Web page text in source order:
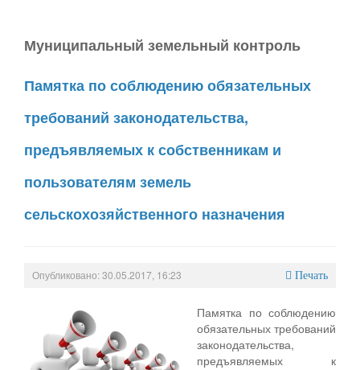
Муниципальный земельный контроль
Памятка по соблюдению обязательных
требований законодательства,
предъявляемых к собственникам и
пользователям земель
сельскохозяйственного назначения
Опубликовано: 30.05.2017, 16:23 Печать
Памятка по соблюдению
обязательных требований
законодательства,
предъявляемых к